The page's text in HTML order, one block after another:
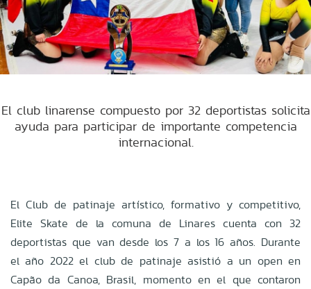
El club linarense compuesto por 32 deportistas solicita
ayuda para participar de importante competencia
internacional.
El Club de patinaje artístico, formativo y competitivo,
Elite Skate de la comuna de Linares cuenta con 32
deportistas que van desde los 7 a los 16 años. Durante
el año 2022 el club de patinaje asistió a un open en
Capão da Canoa, Brasil, momento en el que contaron